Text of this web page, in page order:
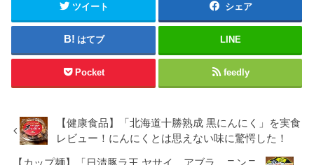
ツイート シェア
はてブ LINE
Pocket feedly
【健康食品】「北海道十勝熟成 黒にんにく」を実食
レビュー！にんにくとは思えない味に驚愕した！